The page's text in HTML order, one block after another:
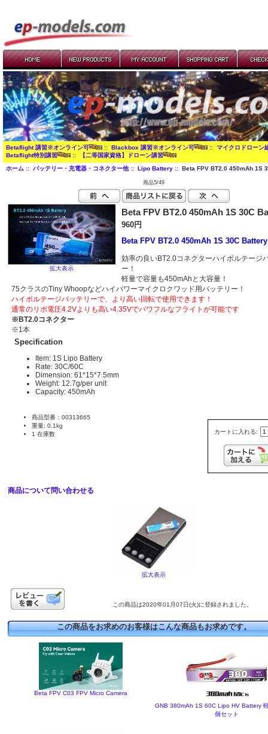
Betaflight 講習※オンライン可 :: Blackbox 講習※オンライン可 :: マイクロドローン
Betaflight特別講習
:: 【二等国家資格】ドローン講習
ホーム:: バッテリー・充電器・コネクター他:: Lipo Battery:: Beta FPV BT2.0 450mAh 1S
商品5/49
拡大表示
Beta FPV BT2.0 450mAh 1S 30C
960円
Beta FPV BT2.0 450mAh 1S 30C Battery
効率の良いBT2.0コネクターハイボルテージ
ー！
軽量で容量も450mAhと大容量！
75クラスのTiny Whoopなどハイパワーマイクロクワッド用バッテリー！
ハイボルテージバッテリーで、より高い回転で使用できます！
通常のリポ電圧4.2Vよりも高い4.35Vでパワフルなフライトが可能です
※BT2.0コネクター
※1本
Specification
Item: 1S Lipo Battery
Rate: 30C/60C
Dimension: 61*15*7.5mm
Weight: 12.7g/per unit
Capacity: 450mAh
カートに入れる:
商品型番：00313665
重量: 0.1kg
1 在庫数
商品について問い合わせる
拡大表示
この商品は2020年01月07日(火)に登録されました。
この商品をお求めのお客様はこんな商品もお求めです。
Beta FPV C03 FPV Micro Camera
GNB 380mAh 1S 60C Lipo HV Battery
個セット